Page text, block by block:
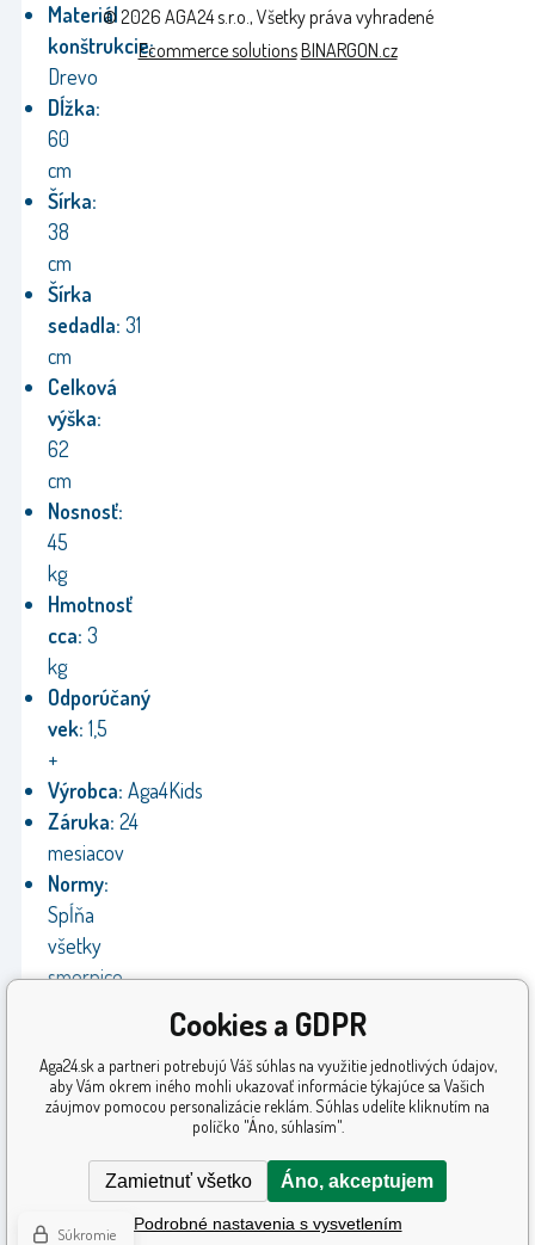
Materiál
konštrukcie:
Drevo
Dĺžka:
60
cm
Šírka:
38
cm
Šírka
sedadla: 31
cm
Celková
výška:
62
cm
Nosnosť:
45
kg
Hmotnosť
cca: 3
kg
Odporúčaný
vek: 1,5
+
Výrobca: Aga4Kids
Záruka: 24
mesiacov
Normy:
Spĺňa
všetky
smernice
CE
© 2026 AGA24 s.r.o., Všetky práva vyhradené
Ecommerce solutionsBINARGON.cz
Cookies a GDPR
Aga24.sk a partneri potrebujú Váš súhlas na využitie jednotlivých údajov,
aby Vám okrem iného mohli ukazovať informácie týkajúce sa Vašich
záujmov pomocou personalizácie reklám. Súhlas udelíte kliknutím na
políčko "Áno, súhlasím".
Zamietnuť všetko Áno, akceptujem
Podrobné nastavenia s vysvetlením
Súkromie